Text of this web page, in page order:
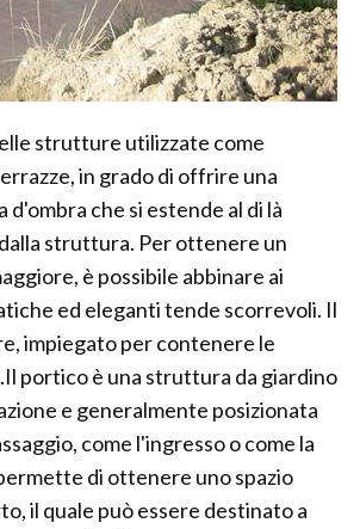
strutture utilizzate come
in grado di offrire una
che si estende al di là
struttura. Per ottenere un
è possibile abbinare ai
ed eleganti tende scorrevoli. Il
impiegato per contenere le
portico è una struttura da giardino
e generalmente posizionata
come l'ingresso o come la
di ottenere uno spazio
il quale può essere destinato a